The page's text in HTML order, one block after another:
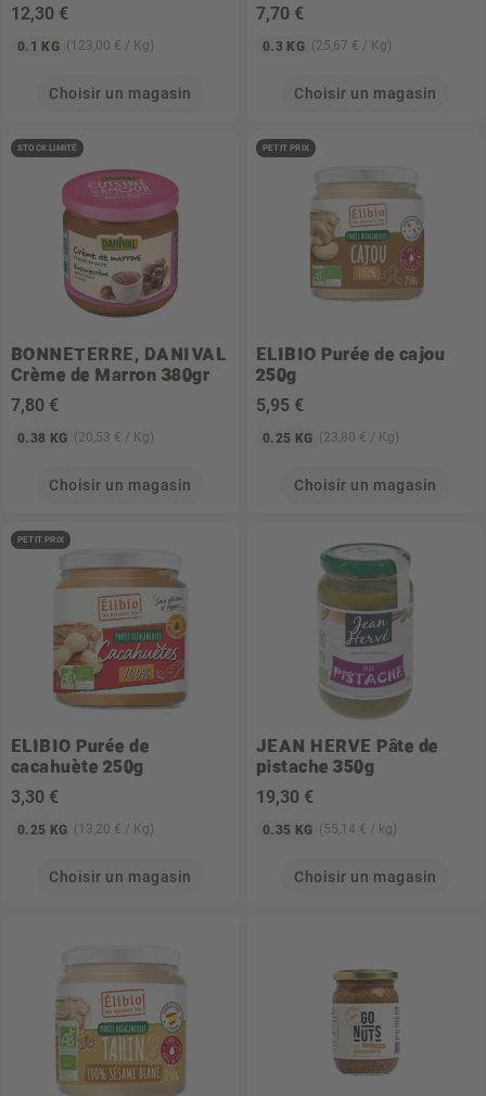
12,30 €
0.1 KG (123,00 € / Kg)
Choisir un magasin
7,70 €
0.3 KG (25,67 € / Kg)
Choisir un magasin
STOCK LIMITÉ
BONNETERRE, DANIVAL
Crème de Marron 380gr
7,80 €
0.38 KG (20,53 € / Kg)
Choisir un magasin
PETIT PRIX
ELIBIO Purée de cajou
250g
5,95 €
0.25 KG (23,80 € / Kg)
Choisir un magasin
PETIT PRIX
ELIBIO Purée de
cacahuète 250g
3,30 €
0.25 KG (13,20 € / Kg)
Choisir un magasin
JEAN HERVE Pâte de
pistache 350g
19,30 €
0.35 KG (55,14 € / kg)
Choisir un magasin